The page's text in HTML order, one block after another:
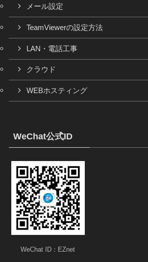
メール設定
TeamViewerの設定方法
LAN・電話工事
クラウド
WEBホスティング
WeChat公式ID
WeChat ID：EZnet